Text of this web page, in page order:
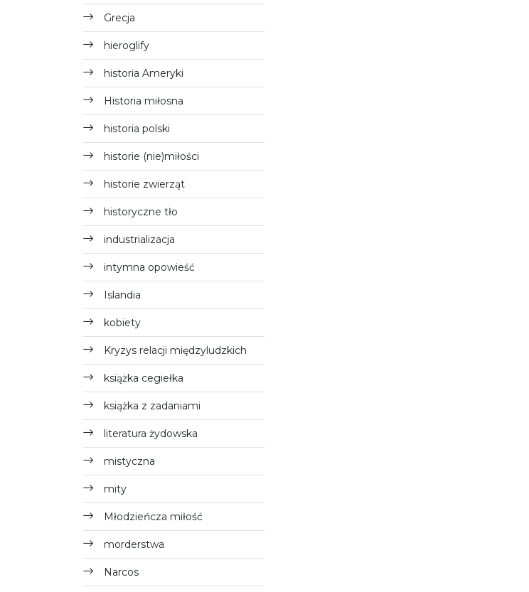
Grecja
hieroglify
historia Ameryki
Historia miłosna
historia polski
historie (nie)miłości
historie zwierząt
historyczne tło
industrializacja
intymna opowieść
Islandia
kobiety
Kryzys relacji międzyludzkich
książka cegiełka
książka z zadaniami
literatura żydowska
mistyczna
mity
Młodzieńcza miłość
morderstwa
Narcos